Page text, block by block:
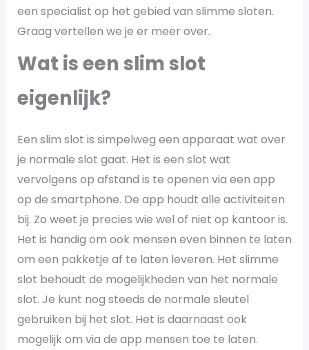
een specialist op het gebied van slimme sloten.
Graag vertellen we je er meer over.
Wat is een slim slot
eigenlijk?
Een slim slot is simpelweg een apparaat wat over
je normale slot gaat. Het is een slot wat
vervolgens op afstand is te openen via een app
op de smartphone. De app houdt alle activiteiten
bij. Zo weet je precies wie wel of niet op kantoor is.
Het is handig om ook mensen even binnen te laten
om een pakketje af te laten leveren. Het slimme
slot behoudt de mogelijkheden van het normale
slot. Je kunt nog steeds de normale sleutel
gebruiken bij het slot. Het is daarnaast ook
mogelijk om via de app mensen toe te laten.